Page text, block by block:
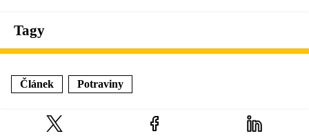
Tagy
Článek Potraviny